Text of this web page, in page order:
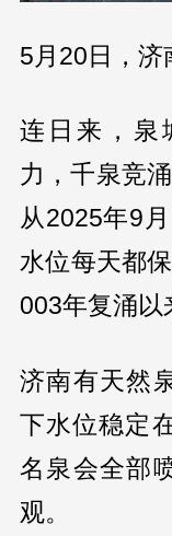
5月20日，济
连日来，泉
力，千泉竞
从2025年9
水位每天都
003年复涌以
济南有天然
下水位稳定
名泉会全部
观。